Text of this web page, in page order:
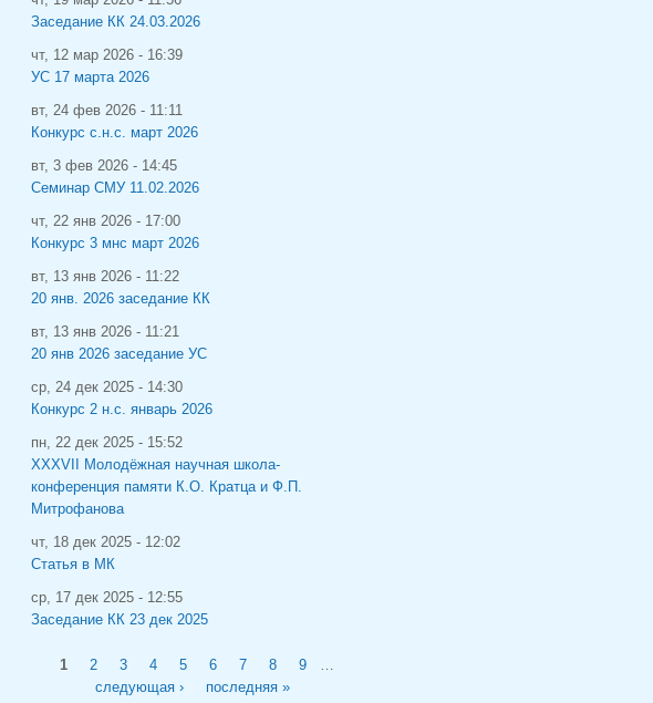
Заседание КК 24.03.2026
чт, 12 мар 2026 - 16:39
УС 17 марта 2026
вт, 24 фев 2026 - 11:11
Конкурс с.н.с. март 2026
вт, 3 фев 2026 - 14:45
Семинар СМУ 11.02.2026
чт, 22 янв 2026 - 17:00
Конкурс 3 мнс март 2026
вт, 13 янв 2026 - 11:22
20 янв. 2026 заседание КК
вт, 13 янв 2026 - 11:21
20 янв 2026 заседание УС
ср, 24 дек 2025 - 14:30
Конкурс 2 н.с. январь 2026
пн, 22 дек 2025 - 15:52
XXXVII Молодёжная научная школа-
конференция памяти К.О. Кратца и Ф.П.
Митрофанова
чт, 18 дек 2025 - 12:02
Статья в МК
ср, 17 дек 2025 - 12:55
Заседание КК 23 дек 2025
Страницы
1 2 3 4 5 6 7 8 9
следующая ›
последняя »